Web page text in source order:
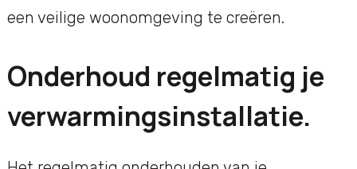
een veilige woonomgeving te creëren.
Onderhoud regelmatig je
verwarmingsinstallatie.